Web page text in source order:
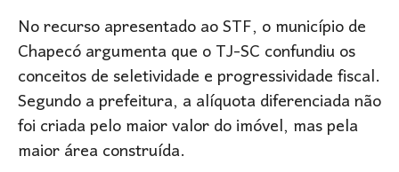
No recurso apresentado ao STF, o município de
Chapecó argumenta que o TJ-SC confundiu os
conceitos de seletividade e progressividade fiscal.
Segundo a prefeitura, a alíquota diferenciada não
foi criada pelo maior valor do imóvel, mas pela
maior área construída.